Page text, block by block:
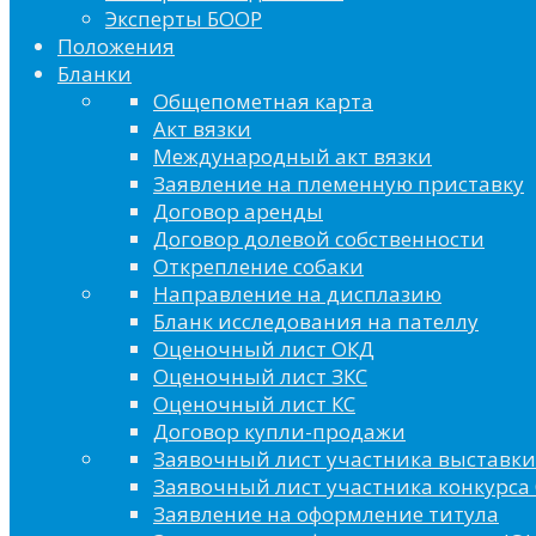
Эксперты БООР
Положения
Бланки
Общепометная карта
Акт вязки
Международный акт вязки
Заявление на племенную приставку
Договор аренды
Договор долевой собственности
Открепление собаки
Направление на дисплазию
Бланк исследования на пателлу
Оценочный лист ОКД
Оценочный лист ЗКС
Оценочный лист КС
Договор купли-продажи
Заявочный лист участника выставки
Заявочный лист участника конкурса
Заявление на оформление титула